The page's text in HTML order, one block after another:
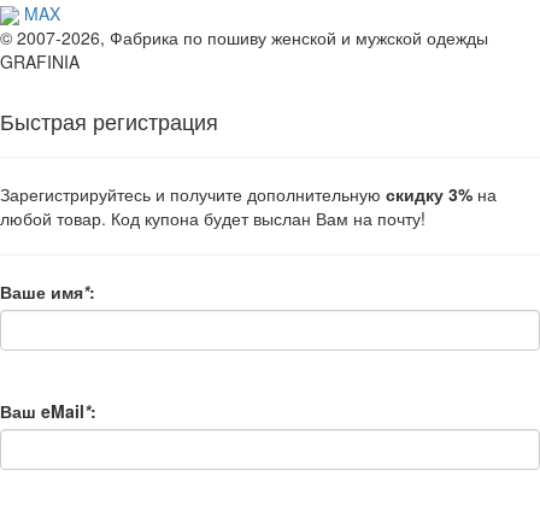
MAX
© 2007-2026, Фабрика по пошиву женской и мужской одежды
GRAFINIA
Быстрая регистрация
Зарегистрируйтесь и получите дополнительную скидку 3% на
любой товар. Код купона будет выслан Вам на почту!
Ваше имя*:
Ваш eMail*: